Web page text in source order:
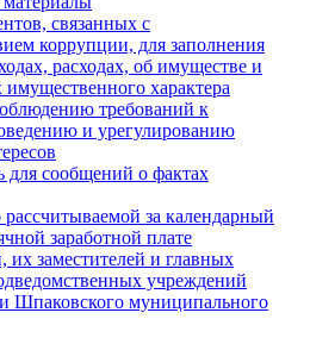
связанных с
коррупции, для заполнения
расходах, об имуществе и
имущественного характера
требований к
и урегулированию
для сообщений о фактах
за календарный
заработной плате
их заместителей и главных
учреждений
Шпаковского муниципального